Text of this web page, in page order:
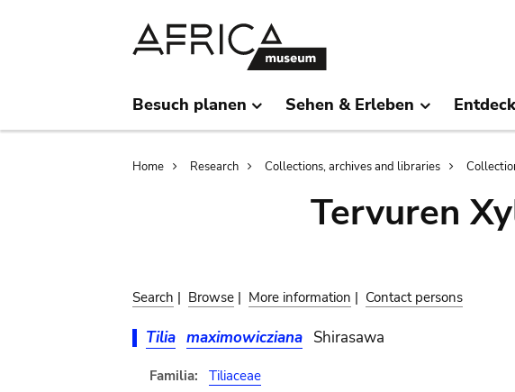
Besuch planen Sehen & Erleben
Breadcrumb
Home Research Collections, archives and libraries
Tervuren
Search | Browse | More information | Contact persons
Tilia maximowicziana Shirasawa
Familia:
Tiliaceae